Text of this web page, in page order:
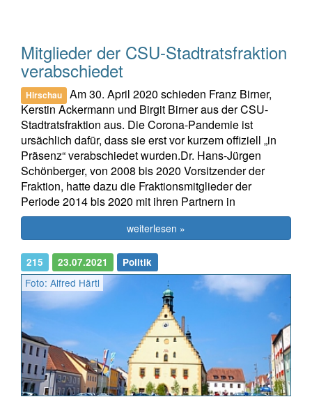
Mitglieder der CSU-Stadtratsfraktion
verabschiedet
Hirschau
Am 30. April 2020 schieden Franz Birner,
Kerstin Ackermann und Birgit Birner aus der CSU-
Stadtratsfraktion aus. Die Corona-Pandemie ist
ursächlich dafür, dass sie erst vor kurzem offiziell „in
Präsenz“ verabschiedet wurden.Dr. Hans-Jürgen
Schönberger, von 2008 bis 2020 Vorsitzender der
Fraktion, hatte dazu die Fraktionsmitglieder der
Periode 2014 bis 2020 mit ihren Partnern in
weiterlesen »
215 23.07.2021 Politik
Foto: Alfred Härtl